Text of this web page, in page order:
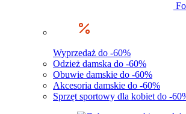
Wyprzedaż do -60%
Odzież damska do -60%
Obuwie damskie do -60%
Akcesoria damskie do -60%
Sprzęt sportowy dla kobiet do -